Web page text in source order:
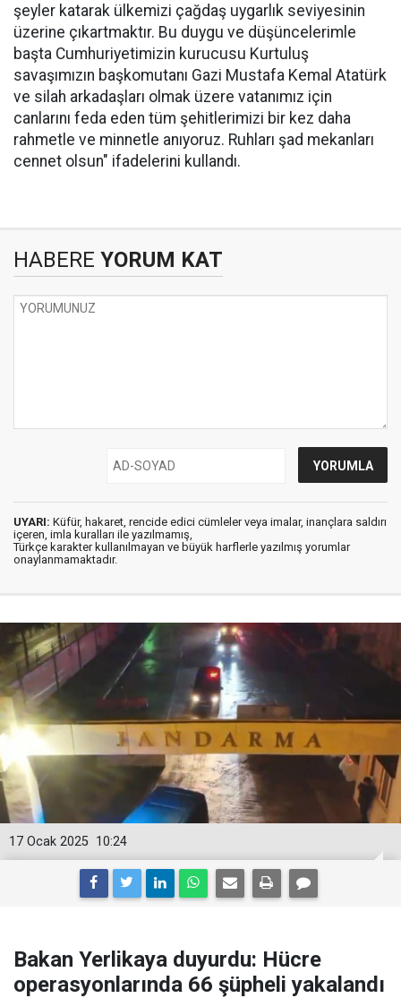
şeyler katarak ülkemizi çağdaş uygarlık seviyesinin
üzerine çıkartmaktır. Bu duygu ve düşüncelerimle
başta Cumhuriyetimizin kurucusu Kurtuluş
savaşımızın başkomutanı Gazi Mustafa Kemal Atatürk
ve silah arkadaşları olmak üzere vatanımız için
canlarını feda eden tüm şehitlerimizi bir kez daha
rahmetle ve minnetle anıyoruz. Ruhları şad mekanları
cennet olsun" ifadelerini kullandı.
HABERE YORUM KAT
UYARI: Küfür, hakaret, rencide edici cümleler veya imalar, inançlara saldırı
içeren, imla kuralları ile yazılmamış,
Türkçe karakter kullanılmayan ve büyük harflerle yazılmış yorumlar
onaylanmamaktadır.
10:24
17 Ocak 2025
Bakan Yerlikaya duyurdu: Hücre
operasyonlarında 66 şüpheli yakalandı